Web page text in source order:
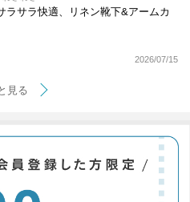
ラサラ快適、リネン靴下&アームカ
2026/07/15
見る